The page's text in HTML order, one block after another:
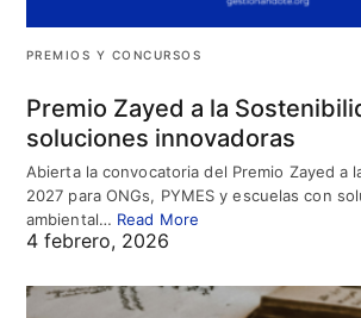
PREMIOS Y CONCURSOS
Premio Zayed a la
soluciones innovadoras
Abierta la convocatoria del Premio Zayed a
2027 para ONGs, PYMES y escuelas con
ambiental… Read More
4 febrero, 2026